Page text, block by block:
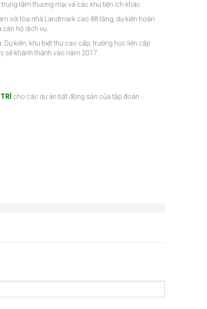
tâm thương mại và các khu tiện ích khác.
với tòa nhà Landmark cao 88 tầng, dự kiến hoàn
căn hộ dịch vụ.
kiến, khu biệt thự cao cấp, trường học liên cấp
sẽ khánh thành vào năm 2017.
cho các dự án bất động sản của tập đoàn